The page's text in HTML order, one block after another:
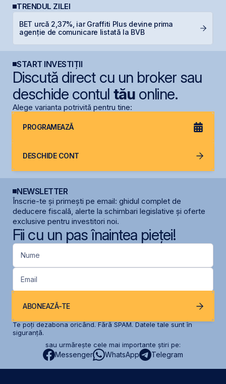
TRENDUL ZILEI
BET urcă 2,37%, iar Graffiti Plus devine prima
agenție de comunicare listată la BVB
START INVESTIȚII
Discută direct cu un broker sau
deschide contul tăuonline.
Alege varianta potrivită pentru tine:
PROGRAMEAZĂ
DESCHIDE CONT
NEWSLETTER
Înscrie-te și primești pe email: ghidul complet de
deducere fiscală, alerte la schimbari legislative și oferte
exclusive pentru investitori noi.
Fii cu un pas înaintea pieței!
Nume
Email
ABONEAZĂ-TE
Te poți dezabona oricând. Fără SPAM. Datele tale sunt în
siguranță.
sau urmărește cele mai importante știri pe:
Messenger WhatsApp Telegram